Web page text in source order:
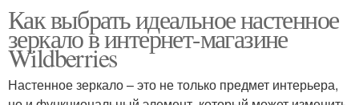
Как выбрать идеальное настенное
зеркало в интернет-магазине
Wildberries
Настенное зеркало – это не только предмет интерьера,